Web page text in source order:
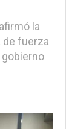
la
de fuerza